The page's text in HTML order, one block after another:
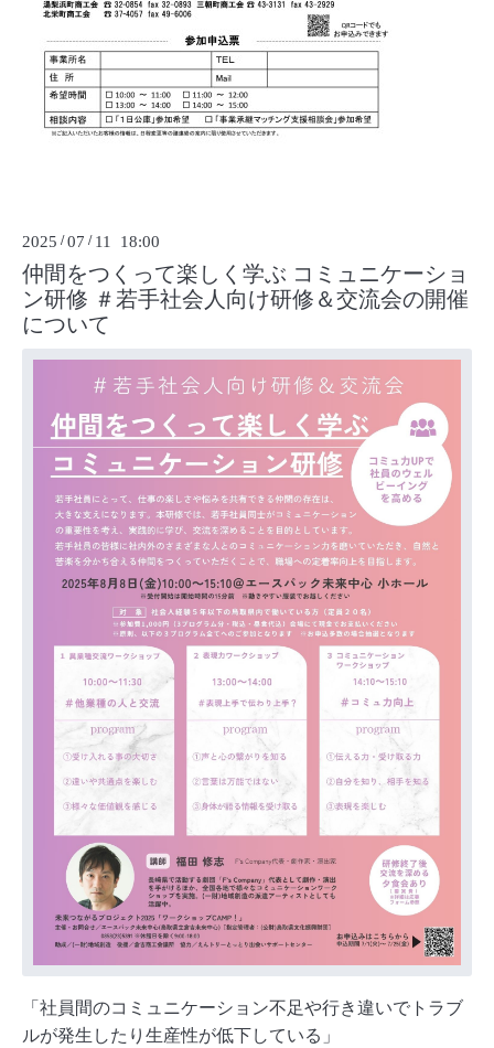
2025 /07 / 11 18:00
仲間をつくって楽しく学ぶ コミュニケーショ
ン研修 ＃若手社会人向け研修＆交流会の開催
について
「社員間のコミュニケーション不足や行き違いでトラブ
ルが発生したり生産性が低下している」